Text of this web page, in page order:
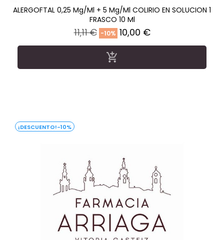
ALERGOFTAL 0,25 Mg/ml + 5 Mg/ml COLIRIO EN SOLUCION 1
FRASCO 10 Ml
Precio
regular
11,11 € -10% Precio
10,00 €

-10%